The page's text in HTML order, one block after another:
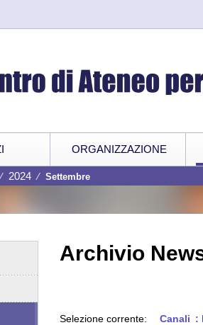
ORGANIZZAZIONE
⁄ 2024 ⁄ Settembre
Archivio
Selezione corrente: Canali :